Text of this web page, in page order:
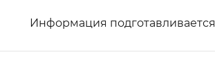
Информация подготавливается